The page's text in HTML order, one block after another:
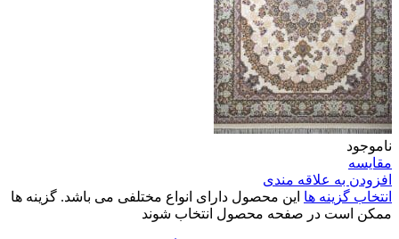
ناموجود
مقایسه
افزودن به علاقه مندی
انتخاب گزینه ها این محصول دارای انواع مختلفی می باشد. گزینه ها
ممکن است در صفحه محصول انتخاب شوند